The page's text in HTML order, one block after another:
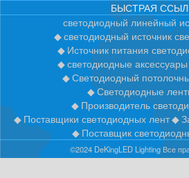
БЫСТРАЯ
светодиодный линейный
светодиодный источник
Источник питания
светодиодные
Светодиодный
Светодиодные
Производитель
Поставщики светодиодных лент
Поставщик
©2024 DeKingLED Lighting Все